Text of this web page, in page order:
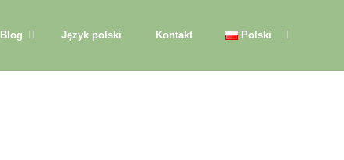
Blog Język polski Kontakt Polski